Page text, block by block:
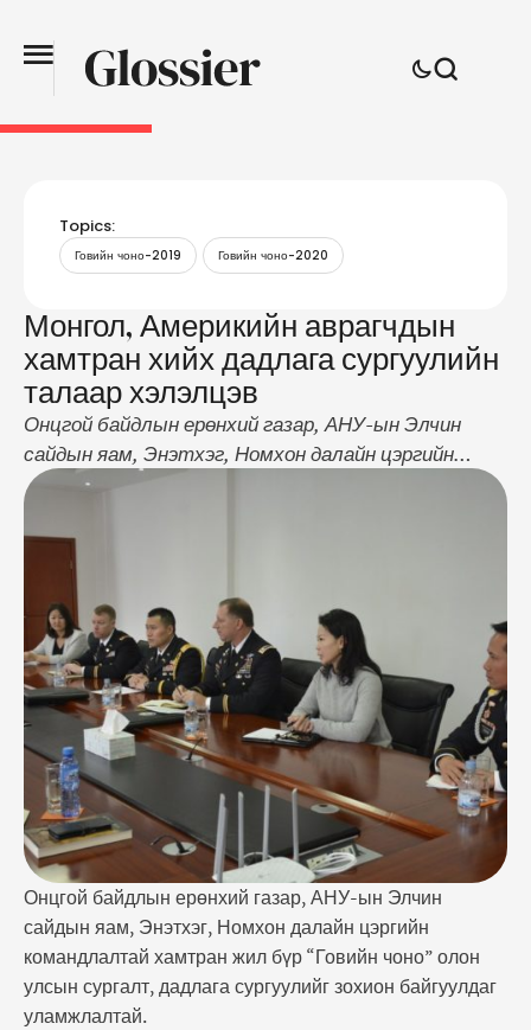
Topics:
Говийн чоно-2019 Говийн чоно-2020
Монгол, Америкийн аврагчдын
хамтран хийх дадлага сургуулийн
талаар хэлэлцэв
Онцгой байдлын ерөнхий газар, АНУ-ын Элчин
сайдын яам, Энэтхэг, Номхон далайн цэргийн
командлалтай хамтран жил бүр “Говийн чоно”
байгуулдаг уламжлалтай. “Говийн чоно-2020”
олон улсын сургалт, дадлага сургуулийг ирэх оны
9 дүгээр сард Улаанбаатар хотноо зохион
байгуулахаар болсон. ~Монгол, Америкийн
аврагчдын хамтран хийх дадлага сургуулийн
талаар хэлэлцэв~ Үүнтэй холбогдуулан ОБЕГ-ын
…
Онцгой байдлын ерөнхий газар, АНУ-ын Элчин
сайдын яам, Энэтхэг, Номхон далайн цэргийн
командлалтай хамтран жил бүр “Говийн чоно” олон
улсын сургалт, дадлага сургуулийг зохион байгуулдаг
уламжлалтай.